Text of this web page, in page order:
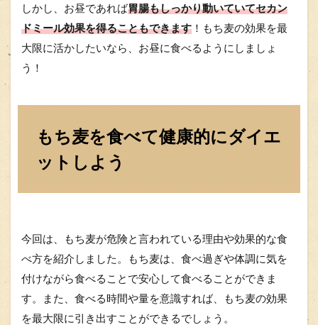
しかし、お昼であれば胃腸もしっかり動いていてセカン
ドミール効果を得ることもできます ！もち麦の効果を最
大限に活かしたいなら、お昼に食べるようにしましょ
う！
もち麦を食べて健康的にダイエ
ットしよう
今回は、もち麦が危険と言われている理由や効果的な食
べ方を紹介しました。もち麦は、食べ過ぎや体調に気を
付けながら食べることで安心して食べることができま
す。また、食べる時間や量を意識すれば、もち麦の効果
を最大限に引き出すことができるでしょう。